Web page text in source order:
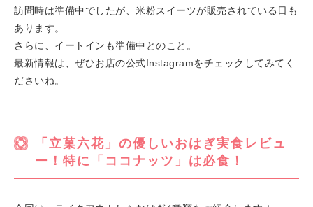
訪問時は準備中でしたが、米粉スイーツが販売されている日も
あります。
さらに、イートインも準備中とのこと。
最新情報は、ぜひお店の公式Instagramをチェックしてみてく
ださいね。
「立菓六花」の優しいおはぎ実食レビュ
ー！特に「ココナッツ」は必食！